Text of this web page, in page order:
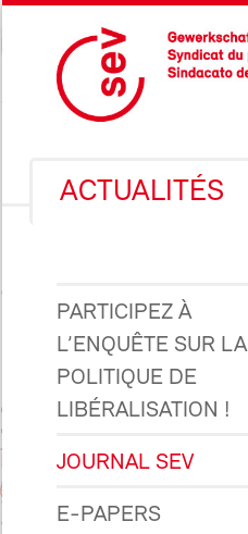
ACTUALITÉS
PARTICIPEZ À
L’ENQUÊTE SUR LA
POLITIQUE DE
LIBÉRALISATION !
JOURNAL SEV
E-PAPERS